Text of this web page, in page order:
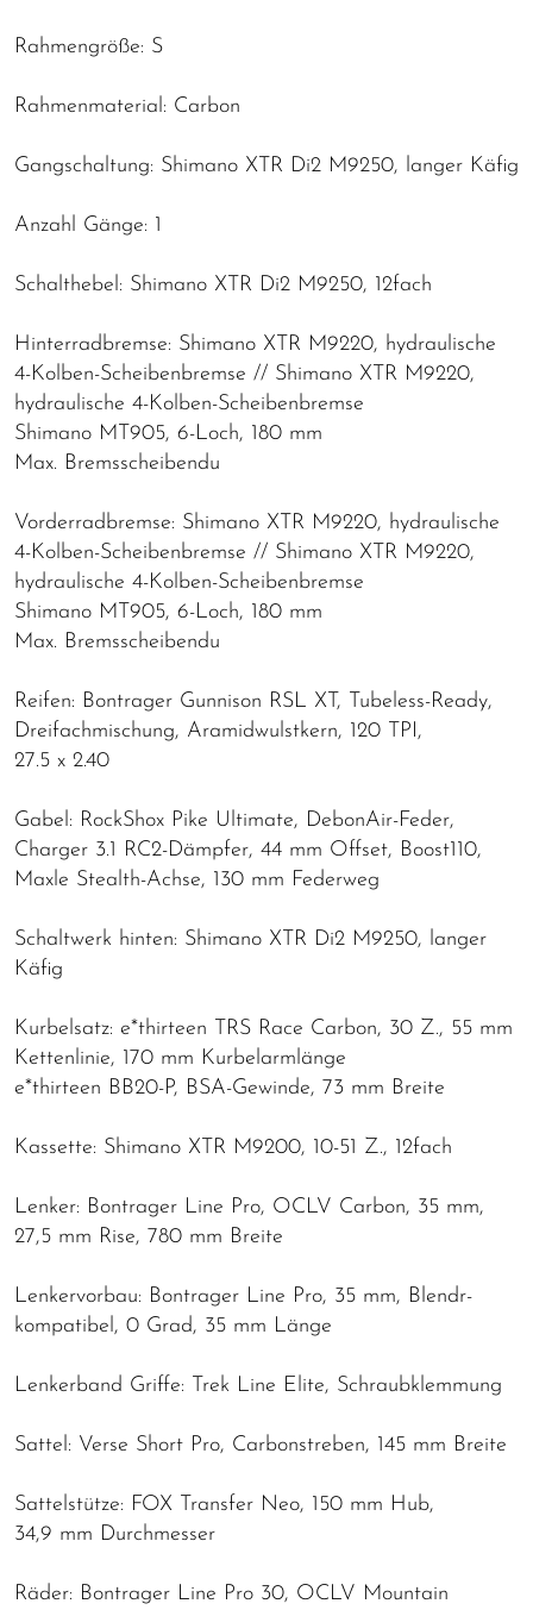
Rahmengröße: S
Rahmenmaterial: Carbon
Gangschaltung: Shimano XTR Di2 M9250, langer Käfig
Anzahl Gänge: 1
Schalthebel: Shimano XTR Di2 M9250, 12fach
Hinterradbremse: Shimano XTR M9220, hydraulische
4-Kolben-Scheibenbremse // Shimano XTR M9220,
hydraulische 4-Kolben-Scheibenbremse
Shimano MT905, 6-Loch, 180 mm
Max. Bremsscheibendu
Vorderradbremse: Shimano XTR M9220, hydraulische
4-Kolben-Scheibenbremse // Shimano XTR M9220,
hydraulische 4-Kolben-Scheibenbremse
Shimano MT905, 6-Loch, 180 mm
Max. Bremsscheibendu
Reifen: Bontrager Gunnison RSL XT, Tubeless-Ready,
Dreifachmischung, Aramidwulstkern, 120 TPI,
27.5 x 2.40
Gabel: RockShox Pike Ultimate, DebonAir-Feder,
Charger 3.1 RC2-Dämpfer, 44 mm Offset, Boost110,
Maxle Stealth-Achse, 130 mm Federweg
Schaltwerk hinten: Shimano XTR Di2 M9250, langer
Käfig
Kurbelsatz: e*thirteen TRS Race Carbon, 30 Z., 55 mm
Kettenlinie, 170 mm Kurbelarmlänge
e*thirteen BB20-P, BSA-Gewinde, 73 mm Breite
Kassette: Shimano XTR M9200, 10-51 Z., 12fach
Lenker: Bontrager Line Pro, OCLV Carbon, 35 mm,
27,5 mm Rise, 780 mm Breite
Lenkervorbau: Bontrager Line Pro, 35 mm, Blendr-
kompatibel, 0 Grad, 35 mm Länge
Lenkerband Griffe: Trek Line Elite, Schraubklemmung
Sattel: Verse Short Pro, Carbonstreben, 145 mm Breite
Sattelstütze: FOX Transfer Neo, 150 mm Hub,
34,9 mm Durchmesser
Räder: Bontrager Line Pro 30, OCLV Mountain